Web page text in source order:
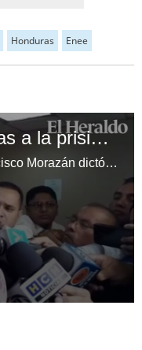
Honduras Enee
Dictan medidas distintas a la prisión a favor del gerente de ENEE
Un juez de Letras Penal de Francisco Morazán dictó este martes medidas distintas a la prisión a favor del gerente de la Empresa Nacional de Energía Eléctrica (ENEE), Jesús Mejía. (video: Alex Pérez)